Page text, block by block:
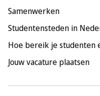
Samenwerken
Studentensteden in
Hoe bereik je studenten
Jouw vacature plaatsen